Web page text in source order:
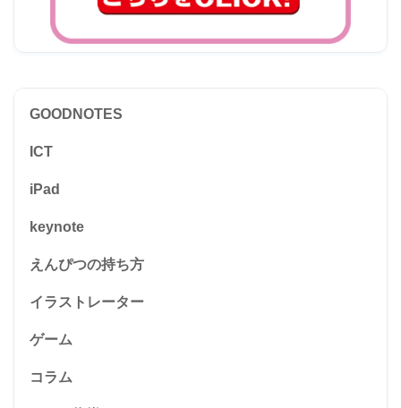
GOODNOTES
ICT
iPad
keynote
えんぴつの持ち方
イラストレーター
ゲーム
コラム